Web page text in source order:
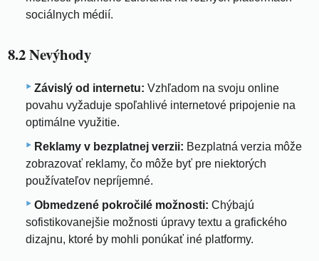
sociálnych médií.
8.2 Nevýhody
Závislý od internetu: Vzhľadom na svoju online
povahu vyžaduje spoľahlivé internetové pripojenie na
optimálne využitie.
Reklamy v bezplatnej verzii: Bezplatná verzia môže
zobrazovať reklamy, čo môže byť pre niektorých
používateľov nepríjemné.
Obmedzené pokročilé možnosti: Chýbajú
sofistikovanejšie možnosti úpravy textu a grafického
dizajnu, ktoré by mohli ponúkať iné platformy.